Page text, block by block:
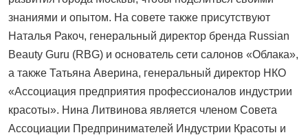
знаниями и опытом. На совете также присутствуют
Наталья Ракоч, генеральный директор бренда Russian
Beauty Guru (RBG) и основатель сети салонов «Облака»,
а также Татьяна Аверина, генеральный директор НКО
«Ассоциация предприятия профессионалов индустрии
красоты». Нина Литвинова является членом Совета
Ассоциации Предпринимателей Индустрии Красоты и